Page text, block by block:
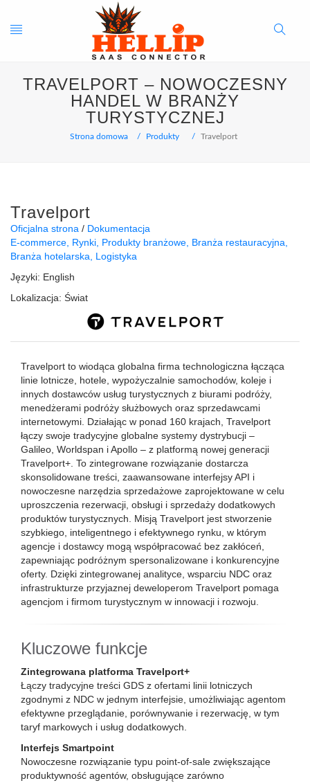
Toggle
navigation
Search
Button
TRAVELPORT – NOWOCZESNY
HANDEL W BRANŻY
TURYSTYCZNEJ
Strona domowa Produkty Travelport
Travelport
Oficjalna strona
Dokumentacja
E-commerce Rynki Produkty branżowe Branża restauracyjna
Branża hotelarska
Logistyka
Języki: English
Lokalizacja: Świat
Travelport to wiodąca globalna firma technologiczna łącząca
linie lotnicze, hotele, wypożyczalnie samochodów, koleje i
innych dostawców usług turystycznych z biurami podróży,
menedżerami podróży służbowych oraz sprzedawcami
internetowymi. Działając w ponad 160 krajach, Travelport
łączy swoje tradycyjne globalne systemy dystrybucji –
Galileo, Worldspan i Apollo – z platformą nowej generacji
Travelport+. To zintegrowane rozwiązanie dostarcza
skonsolidowane treści, zaawansowane interfejsy API i
nowoczesne narzędzia sprzedażowe zaprojektowane w celu
uproszczenia rezerwacji, obsługi i sprzedaży dodatkowych
produktów turystycznych. Misją Travelport jest stworzenie
szybkiego, inteligentnego i efektywnego rynku, w którym
agencje i dostawcy mogą współpracować bez zakłóceń,
zapewniając podróżnym spersonalizowane i konkurencyjne
oferty. Dzięki zintegrowanej analityce, wsparciu NDC oraz
infrastrukturze przyjaznej deweloperom Travelport pomaga
agencjom i firmom turystycznym w innowacji i rozwoju.
Kluczowe funkcje
Zintegrowana platforma Travelport+
Łączy tradycyjne treści GDS z ofertami linii lotniczych
zgodnymi z NDC w jednym interfejsie, umożliwiając agentom
efektywne przeglądanie, porównywanie i rezerwację, w tym
taryf markowych i usług dodatkowych.
Interfejs Smartpoint
Nowoczesne rozwiązanie typu point‑of‑sale zwiększające
produktywność agentów, obsługujące zarówno